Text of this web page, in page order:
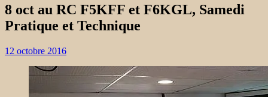
8 oct au RC F5KFF et F6KGL, Samedi
Pratique et Technique
12 octobre 2016